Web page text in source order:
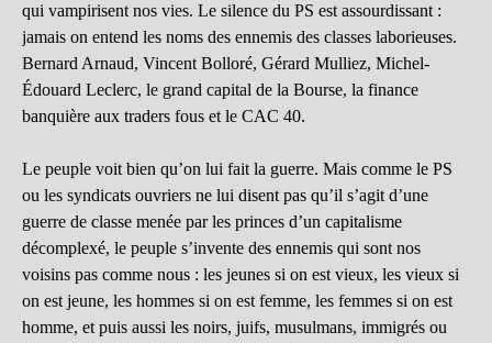
qui vampirisent nos vies. Le silence du PS est assourdissant :
jamais on entend les noms des ennemis des classes laborieuses.
Bernard Arnaud, Vincent Bolloré, Gérard Mulliez, Michel-
Édouard Leclerc, le grand capital de la Bourse, la finance
banquière aux traders fous et le CAC 40.
Le peuple voit bien qu’on lui fait la guerre. Mais comme le PS
ou les syndicats ouvriers ne lui disent pas qu’il s’agit d’une
guerre de classe menée par les princes d’un capitalisme
décomplexé, le peuple s’invente des ennemis qui sont nos
voisins pas comme nous : les jeunes si on est vieux, les vieux si
on est jeune, les hommes si on est femme, les femmes si on est
homme, et puis aussi les noirs, juifs, musulmans, immigrés ou